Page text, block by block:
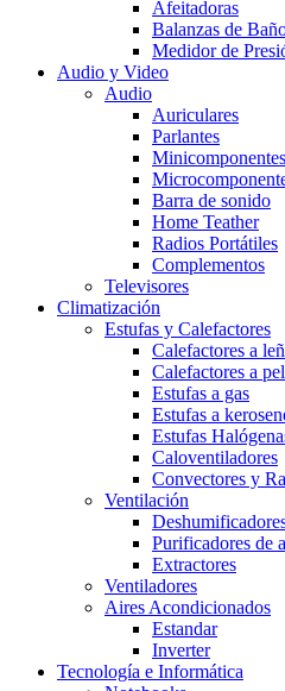
Afeitadoras
Balanzas de
Medidor de
Audio y Video
Audio
Auriculares
Parlantes
Minicomponentes
Barra de sonido
Home Teather
Radios Portátiles
Complementos
Televisores
Climatización
Estufas y Calefactores
Calefactores a
Calefactores a
Estufas a gas
Estufas a
Estufas
Caloventiladores
Convectores y
Ventilación
Purificadores de
Extractores
Ventiladores
Aires Acondicionados
Estandar
Inverter
Tecnología e Informática